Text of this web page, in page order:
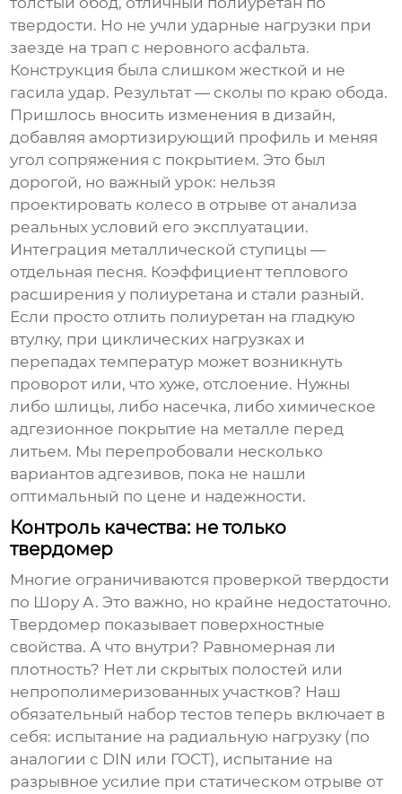
твердости. Но не учли ударные нагрузки при
заезде на трап с неровного асфальта.
Конструкция была слишком жесткой и не
гасила удар. Результат — сколы по краю обода.
Пришлось вносить изменения в дизайн,
добавляя амортизирующий профиль и меняя
угол сопряжения с покрытием. Это был
дорогой, но важный урок: нельзя
проектировать колесо в отрыве от анализа
реальных условий его эксплуатации.
Интеграция металлической ступицы —
отдельная песня. Коэффициент теплового
расширения у полиуретана и стали разный.
Если просто отлить полиуретан на гладкую
втулку, при циклических нагрузках и
перепадах температур может возникнуть
проворот или, что хуже, отслоение. Нужны
либо шлицы, либо насечка, либо химическое
адгезионное покрытие на металле перед
литьем. Мы перепробовали несколько
вариантов адгезивов, пока не нашли
оптимальный по цене и надежности.
Контроль качества: не только
твердомер
Многие ограничиваются проверкой твердости
по Шору А. Это важно, но крайне недостаточно.
Твердомер показывает поверхностные
свойства. А что внутри? Равномерная ли
плотность? Нет ли скрытых полостей или
непрополимеризованных участков? Наш
обязательный набор тестов теперь включает в
себя: испытание на радиальную нагрузку (по
аналогии с DIN или ГОСТ), испытание на
разрывное усилие при статическом отрыве от